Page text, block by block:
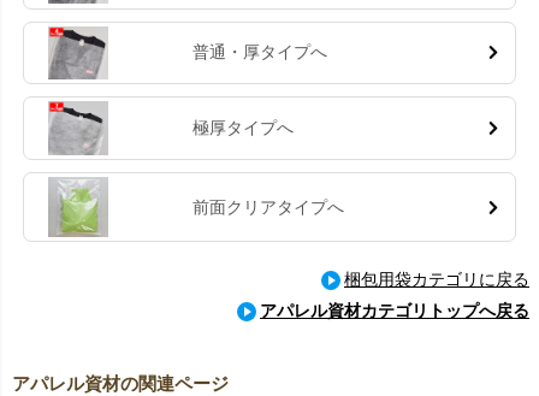
普通・厚タイプへ
極厚タイプへ
前面クリアタイプへ
梱包用袋カテゴリに戻る
アパレル資材カテゴリトップへ戻る
アパレル資材の関連ページ